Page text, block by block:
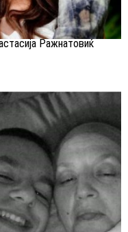
Ражнатовиќ